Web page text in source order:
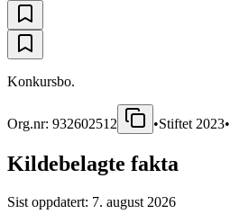
Konkursbo.
Org.nr: 932602512 •Stiftet 2023•
Kildebelagte fakta
Sist oppdatert: 7. august 2026